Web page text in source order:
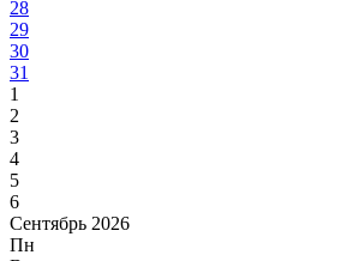
28
29
30
31
1
2
3
4
5
6
Сентябрь 2026
Пн